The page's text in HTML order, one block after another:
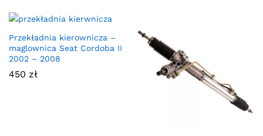
Przekładnia kierownicza –
maglownica Seat Cordoba II
2002 – 2008
450 zł